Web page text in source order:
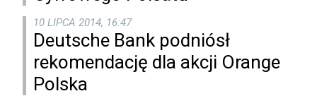
10 LIPCA 2014, 16:47
Deutsche Bank podniósł
rekomendację dla akcji Orange
Polska